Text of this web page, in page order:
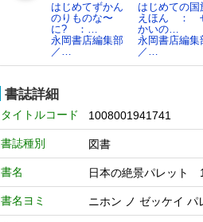
はじめてずかん
のりものな〜
に? ：…
永岡書店編集部
／…
はじめての国
えほん ：
かいの…
永岡書店編集
／…
書誌詳細
タイトルコード 1008001941741
書誌種別 図書
書名 日本の絶景パレ
書名ヨミ ニホン ノ ゼッケイ